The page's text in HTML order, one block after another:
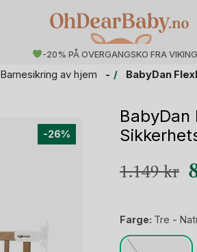
-20% PÅ OVERGANGSKO FRA VIKING
Barnesikring av hjem BabyDan
-26%
1.149kr
Farge: Tre -